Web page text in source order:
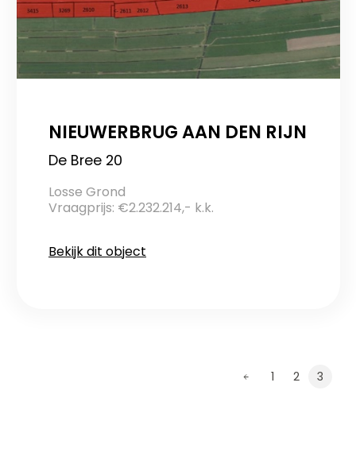
NIEUWERBRUG AAN DEN RIJN
De Bree 20
Losse Grond
Vraagprijs: €2.232.214,- k.k.
Bekijk dit object
1 2 3